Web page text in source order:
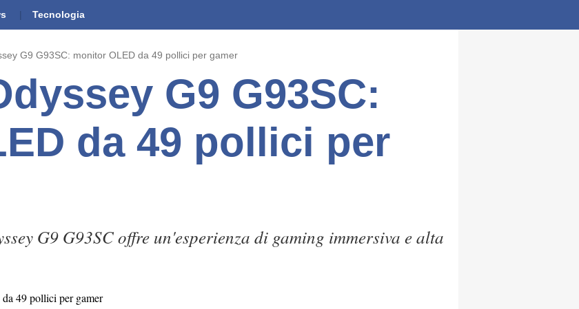
Tecnologia
G9 G93SC: monitor OLED da 49 pollici per gamer
G9 G93SC:
da 49 pollici per
G9 G93SC offre un'esperienza di gaming immersiva e alta